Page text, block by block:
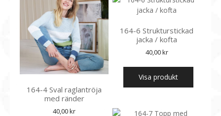
164-4 Sval raglantröja
med ränder
40,00kr
164-6 Strukturstickad
jacka / kofta
40,00kr
Visa produkt